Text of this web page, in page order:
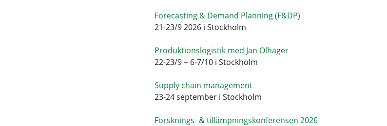
Forecasting & Demand Planning (F&DP)
21-23/9 2026 i Stockholm
Produktionslogistik med Jan Olhager
22-23/9 + 6-7/10 i Stockholm
Supply chain management
23-24 september i Stockholm
Forsknings- & tillämpningskonferensen 2026